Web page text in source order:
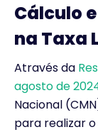
Cálculo
na Taxa
Através da
agosto de
Nacional
para realizar